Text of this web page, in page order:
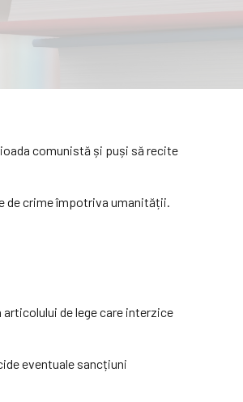
comunistă și puși să recite
de crime împotriva umanității.
de lege care interzice
eventuale sancțiuni